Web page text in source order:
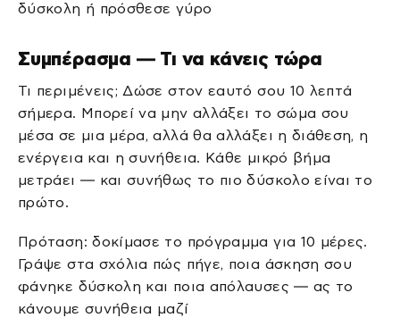
δύσκολη ή πρόσθεσε γύρο
Συμπέρασμα — Τι να κάνεις τώρα
Τι περιμένεις; Δώσε στον εαυτό σου 10 λεπτά
σήμερα. Μπορεί να μην αλλάξει το σώμα σου
μέσα σε μια μέρα, αλλά θα αλλάξει η διάθεση, η
ενέργεια και η συνήθεια. Κάθε μικρό βήμα
μετράει — και συνήθως το πιο δύσκολο είναι το
πρώτο.
Πρόταση: δοκίμασε το πρόγραμμα για 10 μέρες.
Γράψε στα σχόλια πώς πήγε, ποια άσκηση σου
φάνηκε δύσκολη και ποια απόλαυσες — ας το
κάνουμε συνήθεια μαζί